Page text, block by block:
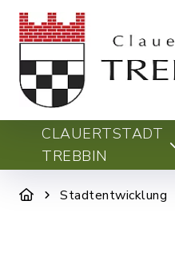
CLAUERTSTADT
TREBBIN
Stadtentwicklung